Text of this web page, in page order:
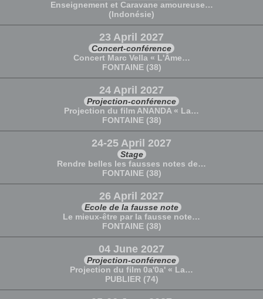
Enseignement et Caravane amoureuse…
(Indonésie)
23 April 2027
Concert-conférence
Concert Marc Vella « L'Âme…
FONTAINE (38)
24 April 2027
Projection-conférence
Projection du film ANANDA « La…
FONTAINE (38)
24-25 April 2027
Stage
Rendre belles les fausses notes de…
FONTAINE (38)
26 April 2027
Ecole de la fausse note
Le mieux-être par la fausse note…
FONTAINE (38)
04 June 2027
Projection-conférence
Projection du film 0a'0a' « La…
PUBLIER (74)